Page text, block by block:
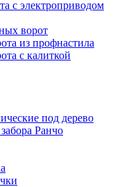
с электроприводом
ворот
из профнастила
с калиткой
под дерево
Ранчо